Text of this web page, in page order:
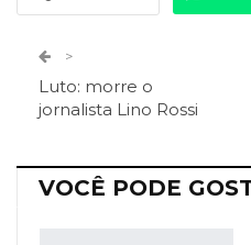
ReddIt Pinterest
>
Luto: morre o
jornalista Lino Rossi
VOCÊ PODE